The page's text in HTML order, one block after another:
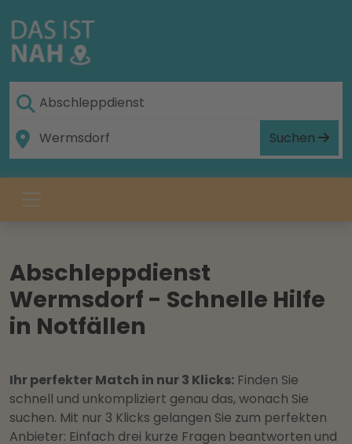
Suchen
Abschleppdienst
Wermsdorf - Schnelle Hilfe
in Notfällen
Ihr perfekter Match in nur 3 Klicks: Finden Sie
schnell und unkompliziert genau das, wonach Sie
suchen. Mit nur 3 Klicks gelangen Sie zum perfekten
Anbieter: Einfach drei kurze Fragen beantworten und